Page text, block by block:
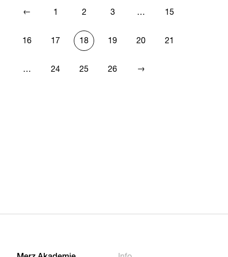
← 1 2 3 … 15
16 17 18 19 20 21
… 24 25 26 →